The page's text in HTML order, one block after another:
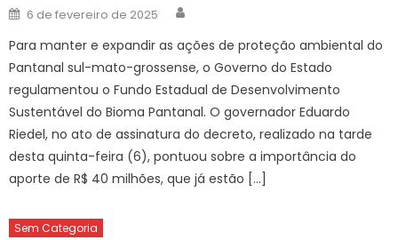
Posted
on
6 de fevereiro de 2025
Para manter e expandir as ações de proteção ambiental do
Pantanal sul-mato-grossense, o Governo do Estado
regulamentou o Fundo Estadual de Desenvolvimento
Sustentável do Bioma Pantanal. O governador Eduardo
Riedel, no ato de assinatura do decreto, realizado na tarde
desta quinta-feira (6), pontuou sobre a importância do
aporte de R$ 40 milhões, que já estão […]
Sem Categoria